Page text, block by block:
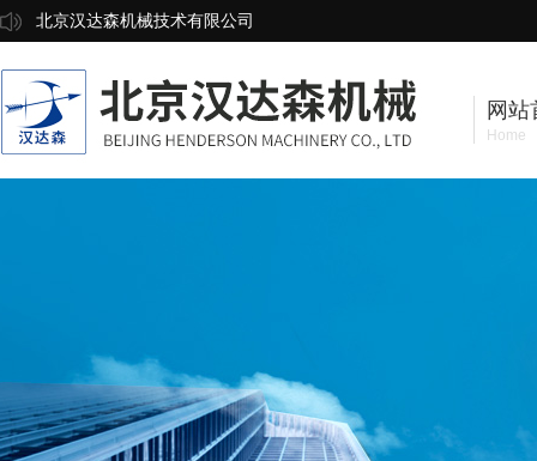
北京汉达森机械技术有限公司
网站
Home